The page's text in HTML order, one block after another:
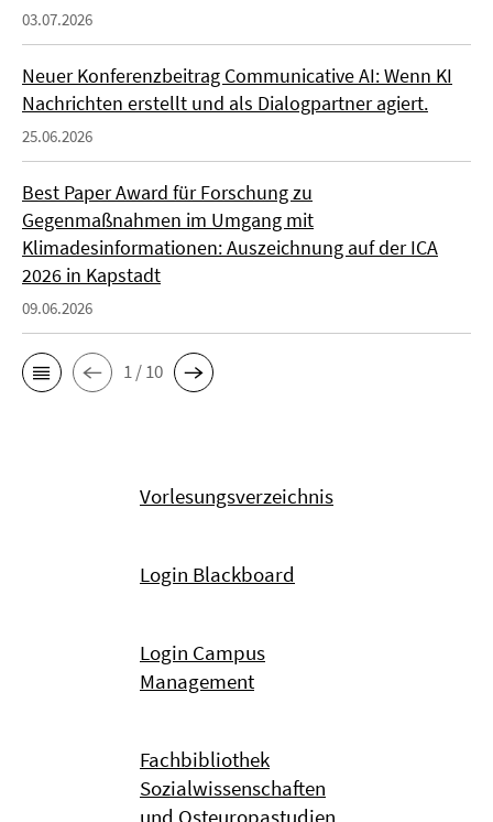
03.07.2026
Neuer Konferenzbeitrag Communicative AI: Wenn KI
Nachrichten erstellt und als Dialogpartner agiert.
25.06.2026
Best Paper Award für Forschung zu
Gegenmaßnahmen im Umgang mit
Klimadesinformationen: Auszeichnung auf der ICA
2026 in Kapstadt
09.06.2026
1 / 10
Vorlesungsverzeichnis
Login Blackboard
Login Campus
Management
Fachbibliothek
Sozialwissenschaften
und Osteuropastudien